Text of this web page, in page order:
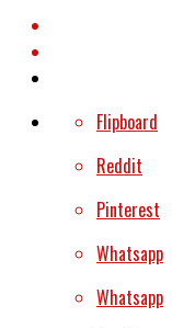
Flipboard
Reddit
Pinterest
Whatsapp
Whatsapp